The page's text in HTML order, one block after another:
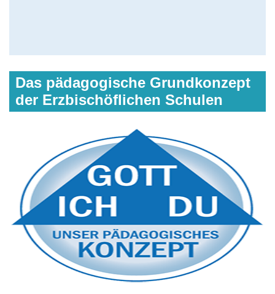
Das pädagogische Grundkonzept
der Erzbischöflichen Schulen